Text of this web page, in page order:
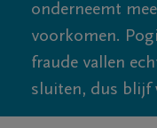
onderneemt
voorkomen.
fraude vallen
sluiten, dus blijf